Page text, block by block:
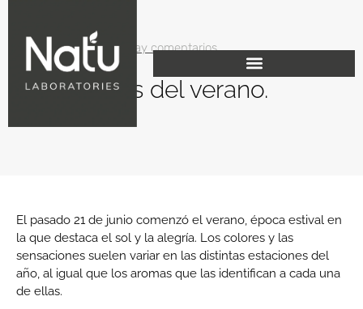
junio 27, 2019 No hay comentarios
Los aromas del verano.
El pasado 21 de junio comenzó el verano, época estival en
la que destaca el sol y la alegría. Los colores y las
sensaciones suelen variar en las distintas estaciones del
año, al igual que los aromas que las identifican a cada una
de ellas.